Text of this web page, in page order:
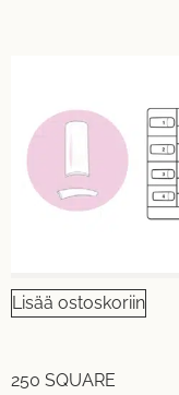
Lisää ostoskoriin
250 SQUARE